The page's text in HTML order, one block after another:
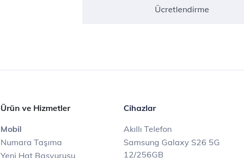
Ücretlendirme
Ürün ve Hizmetler
Mobil
Numara Taşıma
Yeni Hat Başvurusu
Cihazlar
Akıllı Telefon
Samsung Galaxy S26 5G
12/256GB